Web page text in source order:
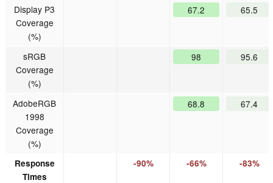
Display P3
Coverage
(%)
67.2 65.5
sRGB
Coverage
(%)
98 95.6
AdobeRGB
1998
Coverage
(%)
68.8 67.4
Response
Times
-90% -66% -83%